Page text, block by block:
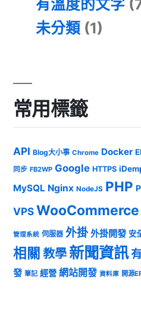
有溫度的文字
未分類 (1)
常用標籤
API Blog大小事 Chrome Docker
同步 FB2WP Google HTTPS
MySQL Nginx NodeJS PHP
VPSWooCommerce
管理系統 伺服器 外掛 外掛開發 安
相關 教學 新聞資訊
發 筆記 經營 網站開發 資料庫 開源